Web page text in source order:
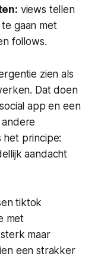
views tellen
gaan met
follows.
zien als
Dat doen
app en een
het principe:
aandacht
tiktok
met
maar
een strakker